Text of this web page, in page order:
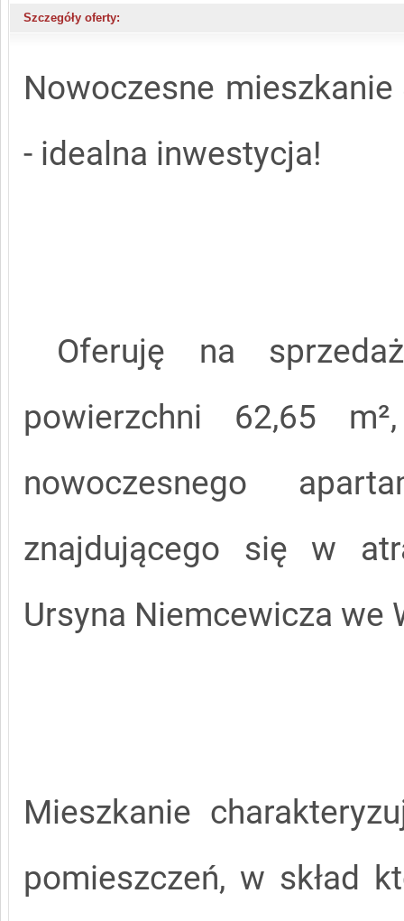
Szczegóły oferty:
Nowoczesne
- idealna inwestycja!
Oferuję na
powierzchni 62,65
nowoczesnego
znajdującego się w
Ursyna Niemcewicza we
Mieszkanie
pomieszczeń, w skład